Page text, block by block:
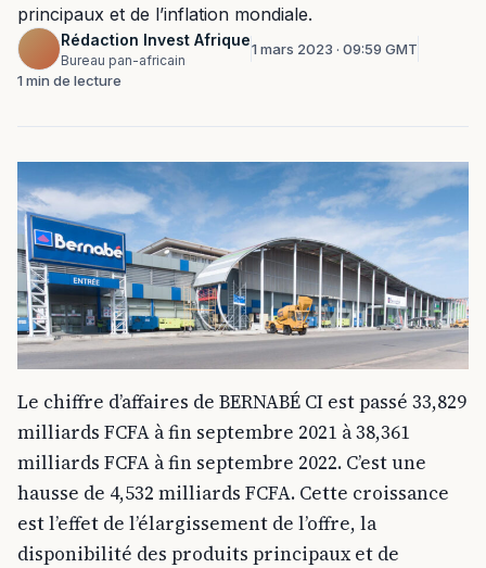
principaux et de l’inflation mondiale.
Rédaction Invest Afrique
Bureau pan-africain
1 mars 2023 · 09:59 GMT
1 min de lecture
Le chiffre d’affaires de BERNABÉ CI est passé 33,829
milliards FCFA à fin septembre 2021 à 38,361
milliards FCFA à fin septembre 2022. C’est une
hausse de 4,532 milliards FCFA. Cette croissance
est l’effet de l’élargissement de l’offre, la
disponibilité des produits principaux et de